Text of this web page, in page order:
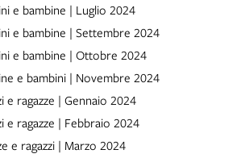
e bambine | Luglio 2024
e bambine | Settembre 2024
e bambine | Ottobre 2024
e bambini | Novembre 2024
e ragazze | Gennaio 2024
e ragazze | Febbraio 2024
e ragazzi | Marzo 2024